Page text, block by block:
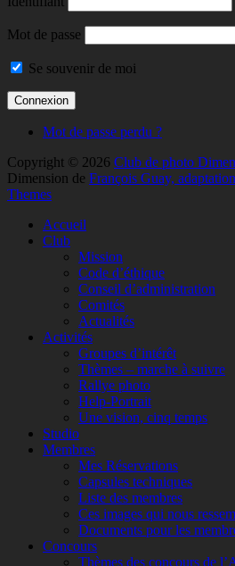
Mot de passe
Se souvenir de moi
Mot de passe perdu ?
Copyright © 2026 Club de photo
Dimension de François Guay,
Themes
remonterAccueil
Club
Mission
Code d’éthique
Conseil d’administration
Comités
Actualités
Activités
Groupes d’intérêt
Thèmes – marche à suivre
Rallye photo
Help-Portrait
Une vision, cinq temps
Studio
Membres
Mes Réservations
Capsules techniques
Liste des membres
Ces images qui nous
Documents pour les
Concours
Thèmes des concours de